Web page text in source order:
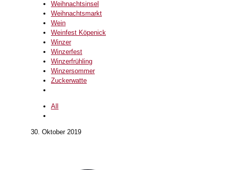
Weihnachtsinsel
Weihnachtsmarkt
Wein
Weinfest Köpenick
Winzer
Winzerfest
Winzerfrühling
Winzersommer
Zuckerwatte
All
30. Oktober 2019